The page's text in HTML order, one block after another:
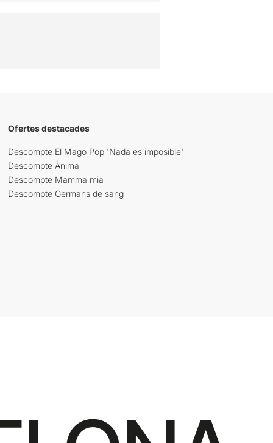
Ofertes destacades
Descompte El Mago Pop 'Nada es imposible'
Descompte Ànima
Descompte Mamma mia
Descompte Germans de sang